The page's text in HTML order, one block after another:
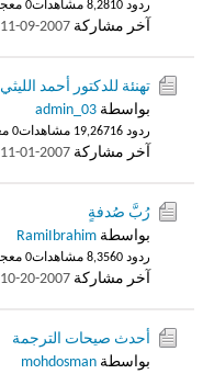
ردود 0 8,281 مشاهدات 0 معجبون
آخر مشاركة 11-09-2007, 10:49 AM
تهنئة للدكتور أحمد الليثي
بواسطة admin_03
ردود 16 19,267 مشاهدات 0 معجبون
آخر مشاركة 11-01-2007, 12:26 PM
رُبَّ صُدفةٍ
بواسطة RamiIbrahim
ردود 0 8,356 مشاهدات 0 معجبون
آخر مشاركة 10-20-2007, 12:56 AM
أحدث صيحات الترجمة
بواسطة mohdosman